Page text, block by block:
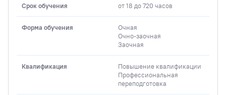
Срок обучения от 18 до 720 часов
Форма обучения
Очная
Очно-заочная
Заочная
Квалификация
Повышение квалификации
Профессиональная
переподготовка